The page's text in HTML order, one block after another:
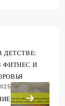
ДЕТСТВЕ:
ФИТНЕС И